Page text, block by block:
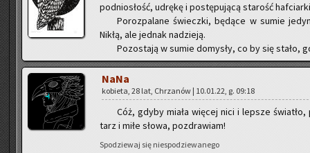
pod­nio­słość, udrę­kę i po­stę­pu­ją­cą sta­rość
Po­roz­pa­la­ne świecz­ki, bę­dą­ce w sumie
Nikłą, ale jed­nak na­dzie­ją.
Po­zo­sta­ją w sumie do­my­sły, co by się stało,
NaNa
ko­bie­ta, 28 lat, Chrza­nów | 10.01.22, g. 09:18
Cóż, gdyby miała wię­cej nici i lep­sze
tarz i miłe słowa, po­zdra­wiam!
Spo­dzie­waj się nie­spo­dzie­wa­ne­go